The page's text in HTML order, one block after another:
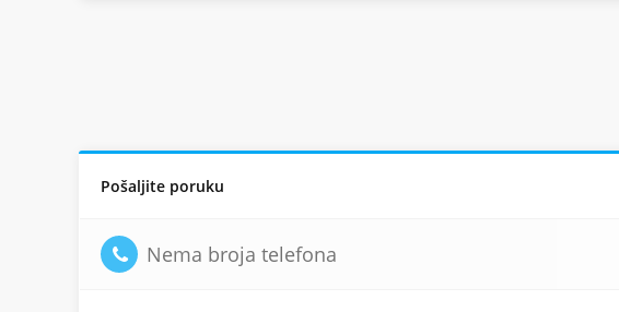
Pošaljite poruku
Nema broja telefona